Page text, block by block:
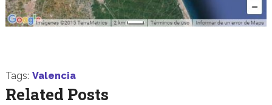
Tags: Valencia
Related Posts